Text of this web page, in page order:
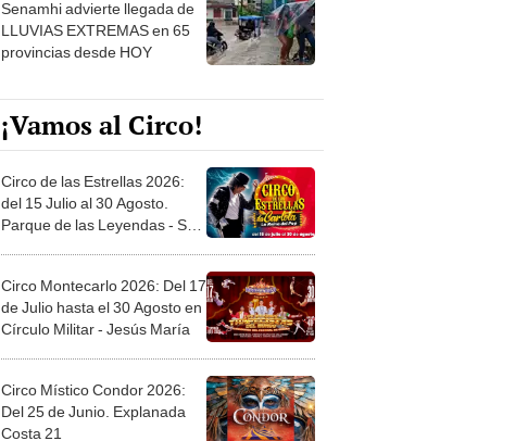
Senamhi advierte llegada de
LLUVIAS EXTREMAS en 65
provincias desde HOY
¡Vamos al Circo!
Circo de las Estrellas 2026:
del 15 Julio al 30 Agosto.
Parque de las Leyendas - San
Circo Montecarlo 2026: Del 17
de Julio hasta el 30 Agosto en
Círculo Militar - Jesús María
Circo Místico Condor 2026:
Del 25 de Junio. Explanada
Costa 21